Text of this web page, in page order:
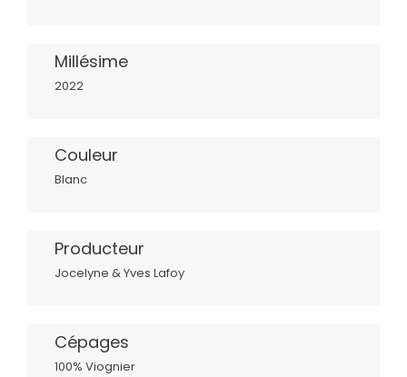
Millésime
2022
Couleur
Blanc
Producteur
Jocelyne & Yves Lafoy
Cépages
100% Viognier